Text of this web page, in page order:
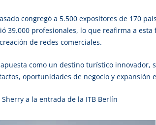
congregó a 5.500 expositores de 170
39.000 profesionales, lo que reafirma a
de redes comerciales.
como un destino turístico innovador,
oportunidades de negocio y expansión
a la entrada de la ITB Berlín